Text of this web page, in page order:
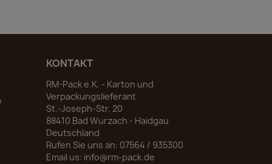
KONTAKT
RM-Pack e.K. - Karton und
Verpackungslieferant
St.-Joseph-Str. 20
88410 Bad Wurzach - Haidgau
Deutschland
Rufen Sie uns an: 07564 / 935300
Email us: info@rm-pack.de